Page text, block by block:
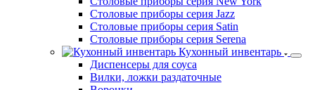
Столовые приборы серия Satin
Столовые приборы серия Serena
Кухонный инвентарь
Диспенсеры для соуса
Вилки, ложки раздаточные
Воронки